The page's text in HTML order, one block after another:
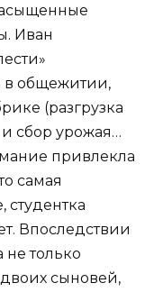
Иван
в общежитии,
(разгрузка
сбор урожая…
привлекла
самая
студентка
Впоследствии
не только
сыновей,